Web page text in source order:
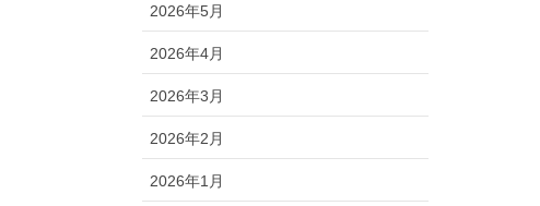
2026年5月
2026年4月
2026年3月
2026年2月
2026年1月